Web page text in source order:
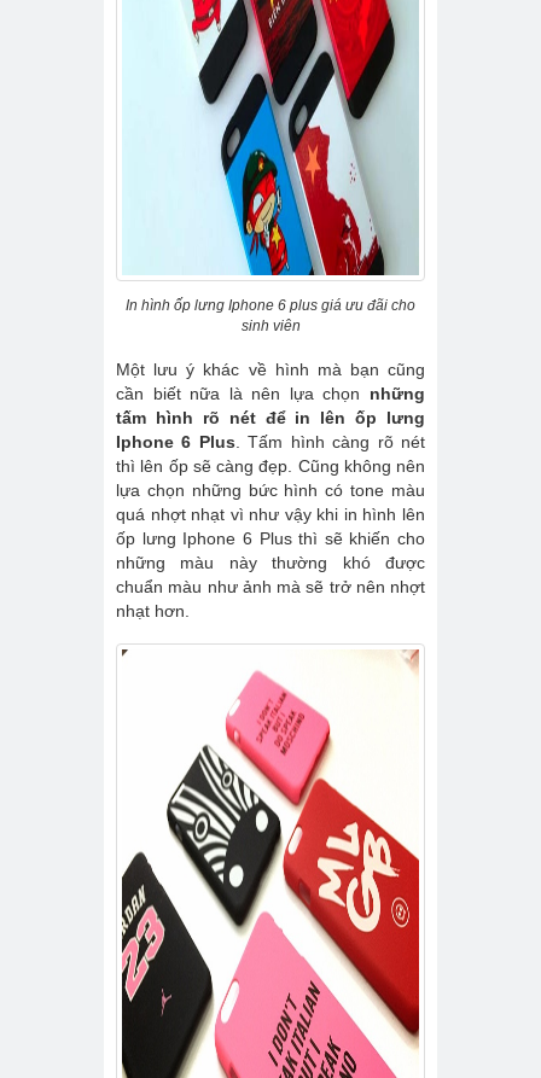
In hình ốp lưng Iphone 6 plus giá ưu đãi cho
sinh viên
Một lưu ý khác về hình mà bạn cũng
cần biết nữa là nên lựa chọn những
tấm hình rõ nét để in lên ốp lưng
Iphone 6 Plus . Tấm hình càng rõ nét
thì lên ốp sẽ càng đẹp. Cũng không nên
lựa chọn những bức hình có tone màu
quá nhợt nhạt vì như vậy khi in hình lên
ốp lưng Iphone 6 Plus thì sẽ khiến cho
những màu này thường khó được
chuẩn màu như ảnh mà sẽ trở nên nhợt
nhạt hơn.